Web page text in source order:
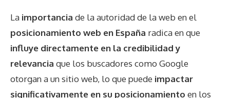
La importancia de la autoridad de la web en el
posicionamiento web en España radica en que
influye directamente en la credibilidad y
relevancia que los buscadores como Google
otorgan a un sitio web, lo que puede impactar
significativamente en su posicionamiento en los